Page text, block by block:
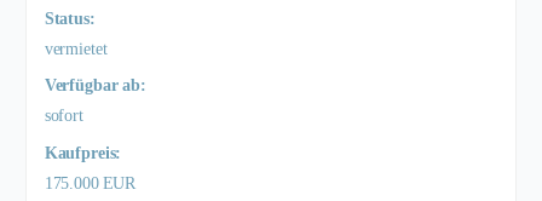
Status:
vermietet
Verfügbar ab:
sofort
Kaufpreis:
175.000 EUR